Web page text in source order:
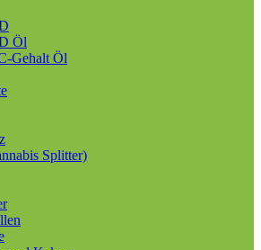
Öl
Gehalt Öl
Splitter)